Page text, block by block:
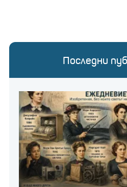
Последни